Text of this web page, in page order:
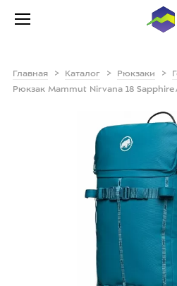
Главная Каталог Рюкзаки
Рюкзак Mammut Nirvana 18